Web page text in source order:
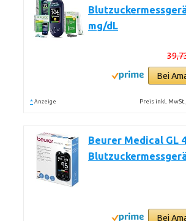
mg/dL
Bei
* Anzeige Preis inkl.
Beurer Medical GL
Bei